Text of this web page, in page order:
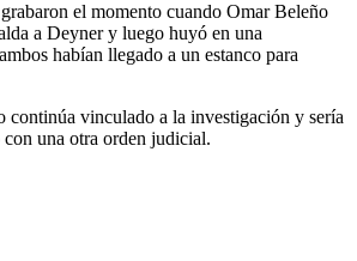
el momento cuando Omar Beleño
a Deyner y luego huyó en una
habían llegado a un estanco para
continúa vinculado a la investigación y sería
una otra orden judicial.